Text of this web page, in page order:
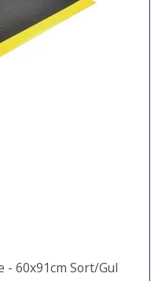
- 60x91cm Sort/Gul